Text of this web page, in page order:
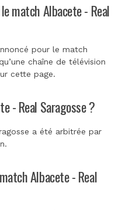
match Albacete - Real
pour le match
chaîne de télévision
cette page.
- Real Saragosse ?
a été arbitrée par
.
Albacete - Real